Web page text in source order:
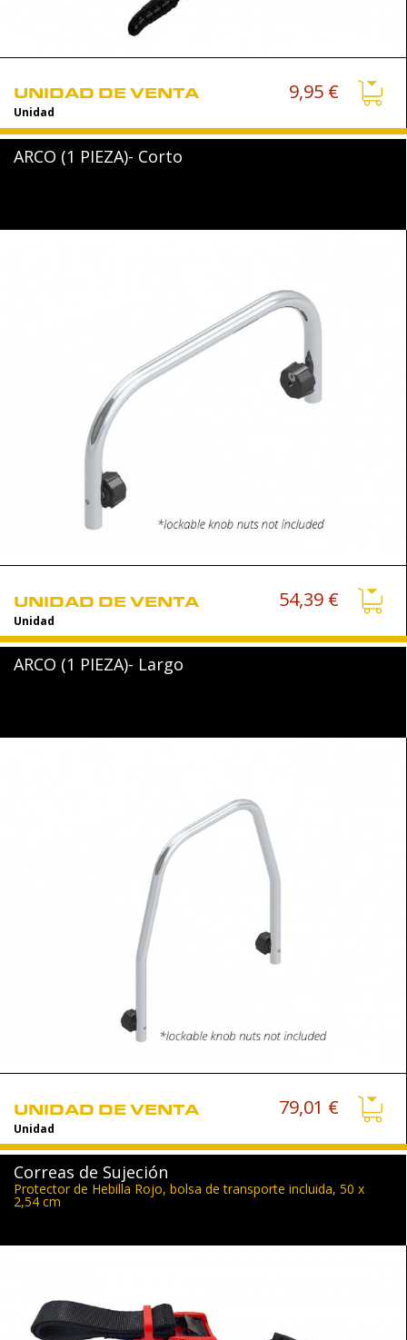
UNIDAD DE VENTA
Unidad
9,95 €
ARCO (1 PIEZA)- Corto
UNIDAD DE VENTA
Unidad
54,39 €
ARCO (1 PIEZA)- Largo
UNIDAD DE VENTA
Unidad
79,01 €
Correas de Sujeción
Protector de Hebilla Rojo, bolsa de transporte incluida, 50 x
2,54 cm